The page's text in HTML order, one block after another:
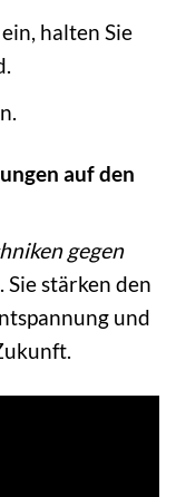
halten Sie
auf den
gegen
stärken den
und